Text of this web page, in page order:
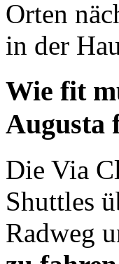
Orten
in der
Wie fit
Augusta
Die Via
Shuttles
Radweg